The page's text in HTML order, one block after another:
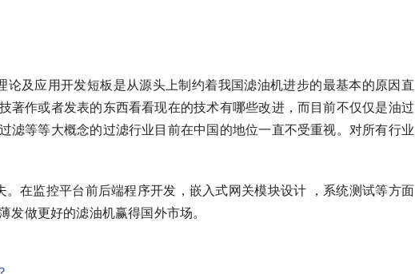
论及应用开发短板是从源头上制约着我国滤油机进步的最基本的原因直
著作或者发表的东西看看现在的技术有哪些改进，而目前不仅仅是油过
滤等等大概念的过滤行业目前在中国的地位一直不受重视。对所有行业
在监控平台前后端程序开发，嵌入式网关模块设计 ，系统测试等方面
发做更好的滤油机赢得国外市场。